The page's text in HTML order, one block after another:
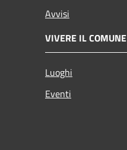
Avvisi
VIVERE IL COMUNE
Luoghi
Eventi